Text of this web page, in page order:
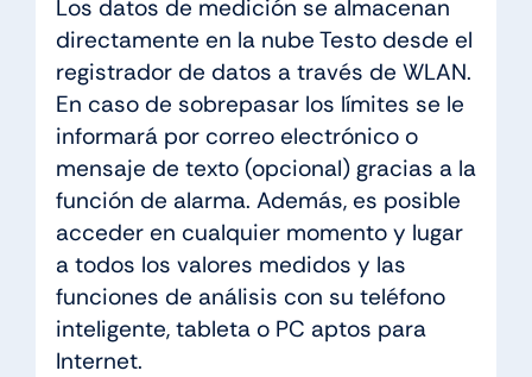
Los datos de medición se almacenan
directamente en la nube Testo desde el
registrador de datos a través de WLAN.
En caso de sobrepasar los límites se le
informará por correo electrónico o
mensaje de texto (opcional) gracias a la
función de alarma. Además, es posible
acceder en cualquier momento y lugar
a todos los valores medidos y las
funciones de análisis con su teléfono
inteligente, tableta o PC aptos para
Internet.